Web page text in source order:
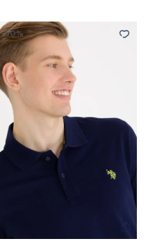
-50%